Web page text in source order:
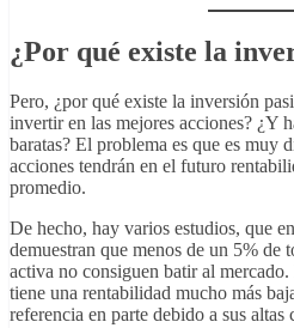
¿Por qué existe la
Pero, ¿por qué existe la inversión
invertir en las mejores acciones? ¿Y
baratas? El problema es que es muy
acciones tendrán en el futuro
promedio.
De hecho, hay varios estudios, que
demuestran que menos de un 5% de
activa no consiguen batir al
tiene una rentabilidad mucho más
referencia en parte debido a sus altas